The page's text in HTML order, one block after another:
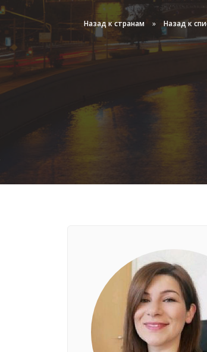
Назад к странам Назад к